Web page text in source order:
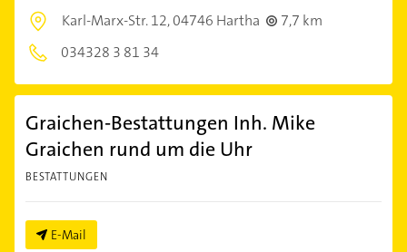
Karl-Marx-Str. 12,04746 Hartha
7,7 km
034328 3 81 34
Graichen-Bestattungen Inh. Mike
Graichen rund um die Uhr
BESTATTUNGEN
E-Mail